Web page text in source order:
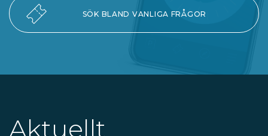
SÖK BLAND VANLIGA FRÅGOR
Aktuellt